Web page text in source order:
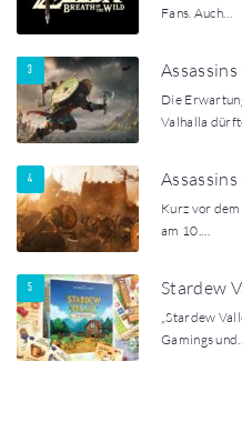
Fans. Auch…
Assassins
Die
Valhalla
Assassins
Kurz vor dem
am 10.…
Stardew
„Stardew
Gamings und…